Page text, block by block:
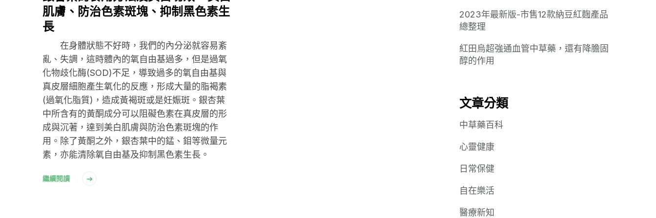
肌膚、防治色素斑塊、抑制黑色素生
長
在身體狀態不好時，我們的內分泌就容易紊
亂、失調，這時體內的氧自由基過多，但是過氧
化物歧化酶(SOD)不足，導致過多的氧自由基與
真皮層細胞產生氧化的反應，形成大量的脂褐素
(過氧化脂質)，造成黃褐斑或是妊娠斑。銀杏葉
中所含有的黃酮成分可以阻礙色素在真皮層的形
成與沉著，達到美白肌膚與防治色素斑塊的作
用。除了黃酮之外，銀杏葉中的錳、鉬等微量元
素，亦能清除氧自由基及抑制黑色素生長。
繼續閱讀
2023年最新版-市售12款納豆紅麴產品
總整理
紅田烏超強通血管中草藥，還有降膽固
醇的作用
文章分類
中草藥百科
心靈健康
日常保健
自在樂活
醫療新知